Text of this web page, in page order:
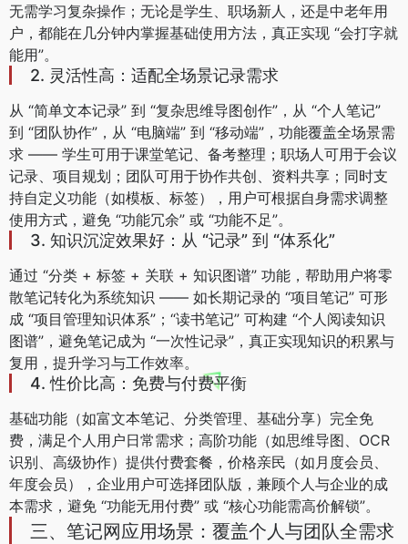
无需学习复杂操作；无论是学生、职场新人，还是中老年用
户，都能在几分钟内掌握基础使用方法，真正实现 “会打字就
能用”。
2. 灵活性高：适配全场景记录需求
从 “简单文本记录” 到 “复杂思维导图创作”，从 “个人笔记”
到 “团队协作”，从 “电脑端” 到 “移动端”，功能覆盖全场景需
求 —— 学生可用于课堂笔记、备考整理；职场人可用于会议
记录、项目规划；团队可用于协作共创、资料共享；同时支
持自定义功能（如模板、标签），用户可根据自身需求调整
使用方式，避免 “功能冗余” 或 “功能不足”。
3. 知识沉淀效果好：从 “记录” 到 “体系化”
通过 “分类 + 标签 + 关联 + 知识图谱” 功能，帮助用户将零
散笔记转化为系统知识 —— 如长期记录的 “项目笔记” 可形
成 “项目管理知识体系”；“读书笔记” 可构建 “个人阅读知识
图谱”，避免笔记成为 “一次性记录”，真正实现知识的积累与
复用，提升学习与工作效率。
4. 性价比高：免费与付费平衡
基础功能（如富文本笔记、分类管理、基础分享）完全免
费，满足个人用户日常需求；高阶功能（如思维导图、OCR
识别、高级协作）提供付费套餐，价格亲民（如月度会员、
年度会员），企业用户可选择团队版，兼顾个人与企业的成
本需求，避免 “功能无用付费” 或 “核心功能需高价解锁”。
三、笔记网应用场景：覆盖个人与团队全需求